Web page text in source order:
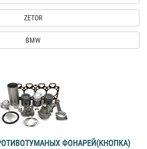
ZETOR
BMW
ФОНАРЕЙ(КНОПКА)